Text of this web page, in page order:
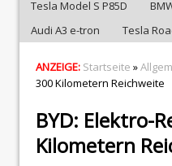
Tesla Model S P85D
Audi A3 e-tron
Tesla
ANZEIGE: Startseite »
300 Kilometern Reichweite
BYD: Elektro-
Kilometern